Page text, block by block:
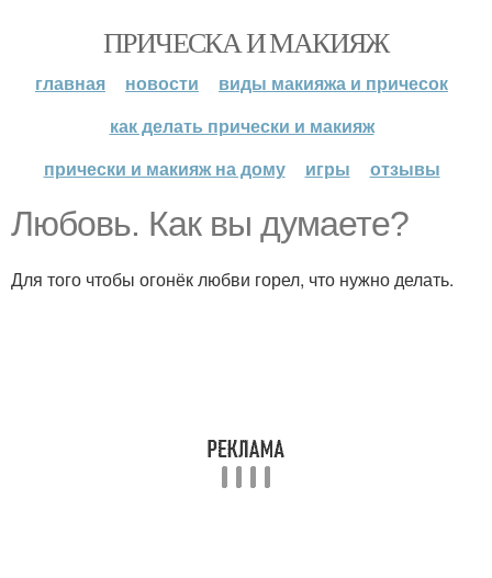
ПРИЧЕСКА И МАКИЯЖ
главная новости
виды макияжа и причесок
как делать прически и макияж
прически и макияж на дому
игры отзывы
Любовь. Как вы думаете?
Для того чтобы огонёк любви горел, что нужно делать.